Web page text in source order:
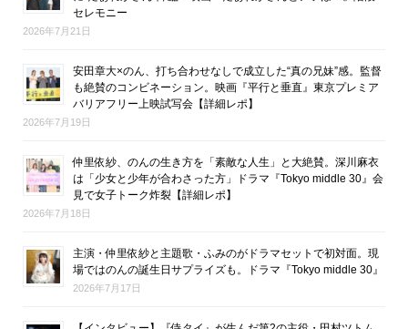
セレモニー
2026年7月21日
安田章大×のん、打ち合わせなしで成立した“真の兄妹”感。監督
も絶賛のコンビネーション。映画『平行と垂直』東京プレミア
バリアフリー上映試写会【詳細レポ】
2026年7月19日
仲里依紗、のんの生き方を「素敵な人生」と大絶賛。深川麻衣
は「少女と少年が合わさった方」ドラマ『Tokyo middle 30』会
見で女子トーク炸裂【詳細レポ】
2026年7月18日
主演・仲里依紗と主題歌・ふみのがドラマセットで初対面。現
場ではのんの誕生日サプライズも。ドラマ『Tokyo middle 30』
2026年7月17日